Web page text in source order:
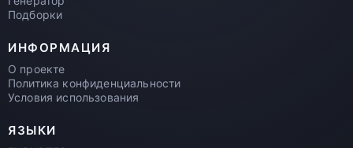
Подборки
ИНФОРМАЦИЯ
О проекте
Политика конфиденциальности
Условия использования
ЯЗЫКИ